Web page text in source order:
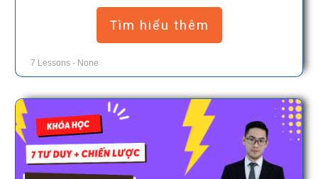
Tìm hiểu thêm
7 Lessons - None